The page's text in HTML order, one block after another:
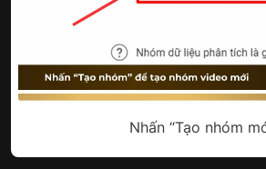
Nhấn “Tạo nhóm